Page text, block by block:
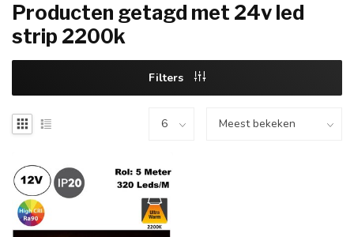
Producten getagd met 24v led
strip 2200k
Filters